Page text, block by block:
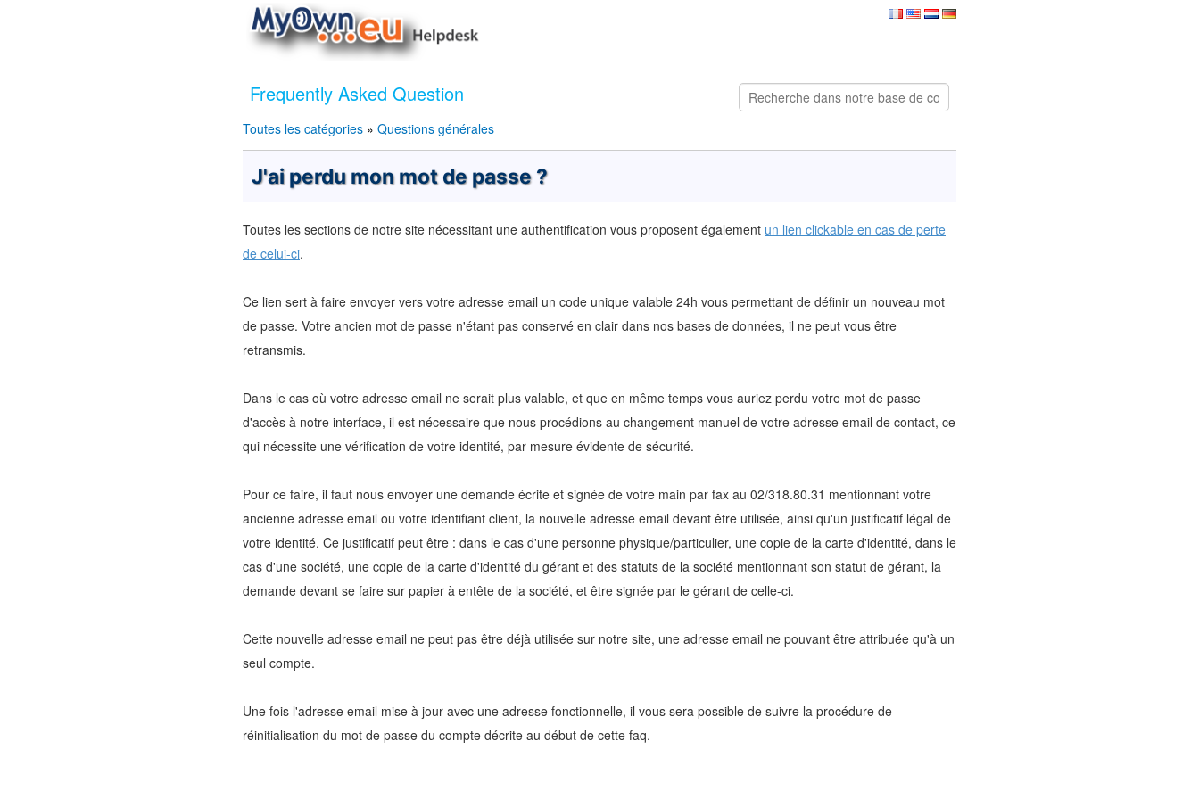
Frequently Asked Question
Toutes les catégories » Questions générales
J'ai perdu mon mot de passe ?
Toutes les sections de notre site nécessitant une authentification vous proposent également un lien clickable en cas de perte
de celui-ci.
Ce lien sert à faire envoyer vers votre adresse email un code unique valable 24h vous permettant de définir un nouveau mot
de passe. Votre ancien mot de passe n'étant pas conservé en clair dans nos bases de données, il ne peut vous être
retransmis.
Dans le cas où votre adresse email ne serait plus valable, et que en même temps vous auriez perdu votre mot de passe
d'accès à notre interface, il est nécessaire que nous procédions au changement manuel de votre adresse email de contact, ce
qui nécessite une vérification de votre identité, par mesure évidente de sécurité.
Pour ce faire, il faut nous envoyer une demande écrite et signée de votre main par fax au 02/318.80.31 mentionnant votre
ancienne adresse email ou votre identifiant client, la nouvelle adresse email devant être utilisée, ainsi qu'un justificatif légal de
votre identité. Ce justificatif peut être : dans le cas d'une personne physique/particulier, une copie de la carte d'identité, dans le
cas d'une société, une copie de la carte d'identité du gérant et des statuts de la société mentionnant son statut de gérant, la
demande devant se faire sur papier à entête de la société, et être signée par le gérant de celle-ci.
Cette nouvelle adresse email ne peut pas être déjà utilisée sur notre site, une adresse email ne pouvant être attribuée qu'à un
seul compte.
Une fois l'adresse email mise à jour avec une adresse fonctionnelle, il vous sera possible de suivre la procédure de
réinitialisation du mot de passe du compte décrite au début de cette faq.